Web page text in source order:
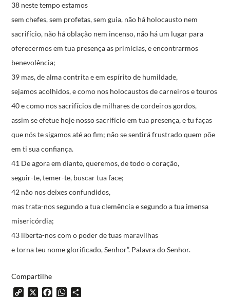
38 neste tempo estamos
sem chefes, sem profetas, sem guia, não há holocausto nem
sacrifício, não há oblação nem incenso, não há um lugar para
oferecermosem tua presença as primícias,e encontrarmos
benevolência;
39 mas, de alma contrita e em espírito de humildade,
sejamos acolhidos,e como nos holocaustos de carneiros e touros
40 e como nos sacrifícios de milhares de cordeiros gordos,
assim se efetue hoje nosso sacrifício em tua presença,e tu faças
que nós te sigamos até ao fim; não se sentirá frustradoquem põe
em ti sua confiança.
41 De agora em diante, queremos, de todo o coração,
seguir-te, temer-te, buscar tua face;
42 não nos deixes confundidos,
mas trata-nos segundo a tua clemênciae segundo a tua imensa
misericórdia;
43 liberta-nos com o poder de tuas maravilhas
e torna teu nome glorificado, Senhor”. Palavra do Senhor.
Compartilhe
Copy X FacebookWhatsApp